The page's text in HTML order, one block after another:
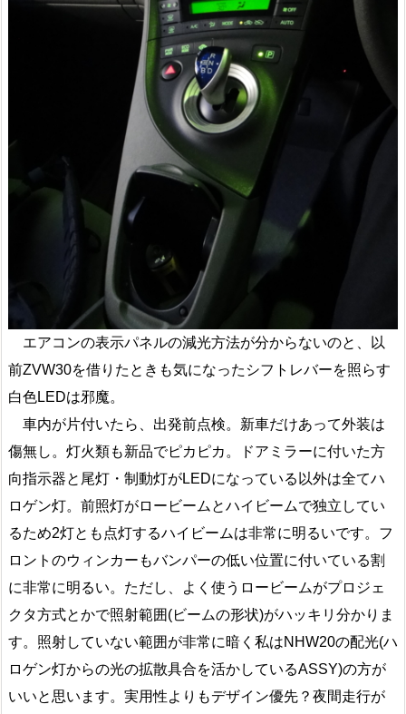
エアコンの表示パネルの減光方法が分からないのと、以
前ZVW30を借りたときも気になったシフトレバーを照らす
白色LEDは邪魔。
車内が片付いたら、出発前点検。新車だけあって外装は
傷無し。灯火類も新品でピカピカ。ドアミラーに付いた方
向指示器と尾灯・制動灯がLEDになっている以外は全てハ
ロゲン灯。前照灯がロービームとハイビームで独立してい
るため2灯とも点灯するハイビームは非常に明るいです。フ
ロントのウィンカーもバンパーの低い位置に付いている割
に非常に明るい。ただし、よく使うロービームがプロジェ
クタ方式とかで照射範囲(ビームの形状)がハッキリ分かりま
す。照射していない範囲が非常に暗く私はNHW20の配光(ハ
ロゲン灯からの光の拡散具合を活かしているASSY)の方が
いいと思います。実用性よりもデザイン優先？夜間走行が